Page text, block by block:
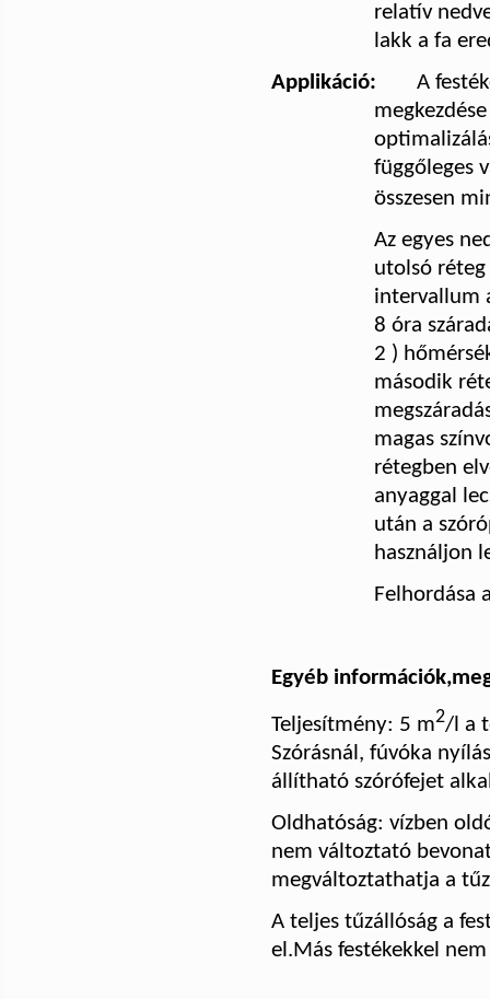
relatív
lakk a fa
Applikáció:
A
függőleges
összesen
Az egyes
utolsó
intervallum
8 óra
2 )
második
magas
rétegben
anyaggal
után a
használjon
Felhordása
Egyéb
Teljesítmény: 5 m2/l a
Szórásnál, fúvóka
állítható szórófejet
Oldhatóság: vízben
nem változtató
megváltoztathatja a
A teljes tűzállóság a
el.Más festékekkel